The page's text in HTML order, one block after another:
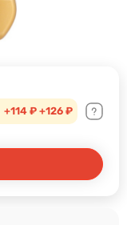
+114 ₽ +126 ₽